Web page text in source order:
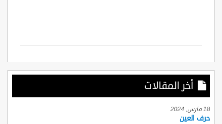
أخر المقالات
18 مارس, 2024
حرف العين